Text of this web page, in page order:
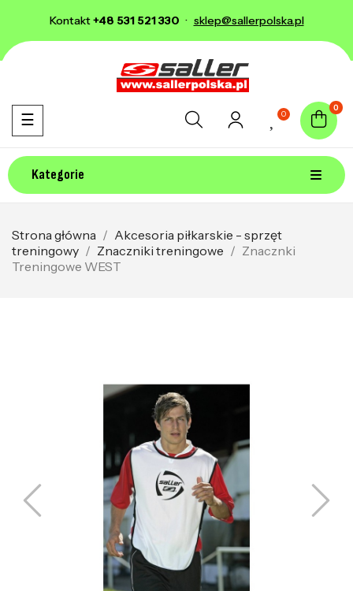
Kontakt+48 531 521 330 · sklep@sallerpolska.pl
0
0
Kategorie
Toggle navigation
☰
Strona główna
Akcesoria piłkarskie - sprzęt
treningowy
Znaczniki treningowe
Znacznki
Treningowe WEST